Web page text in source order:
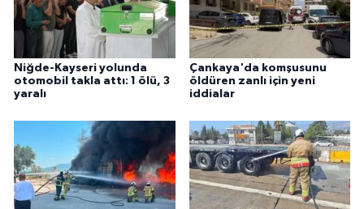
Niğde-Kayseri yolunda
otomobil takla attı: 1 ölü, 3
yaralı
Çankaya'da komşusunu
öldüren zanlı için yeni
iddialar